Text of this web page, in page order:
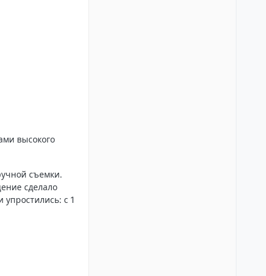
высокого
съемки.
сделало
с 1